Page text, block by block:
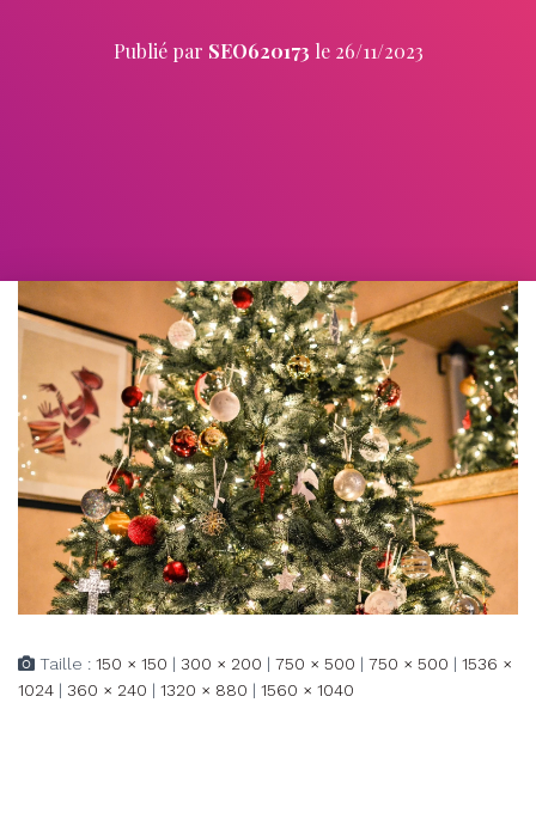
Publié par SEO620173 le 26/11/2023
Taille : 150 × 150 | 300 × 200 | 750 × 500 | 750 × 500 | 1536 ×
1024 | 360 × 240 | 1320 × 880 | 1560 × 1040